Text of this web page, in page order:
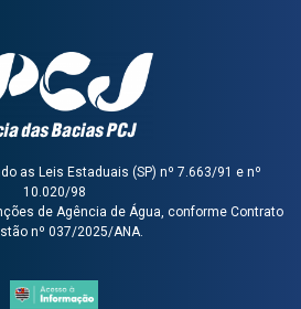
as Leis Estaduais (SP) nº 7.663/91 e nº
10.020/98
de Agência de Água, conforme Contrato
nº 037/2025/ANA.